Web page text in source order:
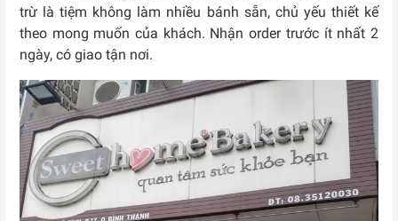
trừ là tiệm không làm nhiều bánh sẵn, chủ yếu thiết kế
theo mong muốn của khách. Nhận order trước ít nhất 2
ngày, có giao tận nơi.